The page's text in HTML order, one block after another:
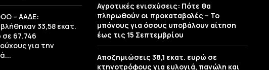
– ΑΑΔΕ:
33,58 εκατ.
67.746
για την
Αγροτικές ενισχύσεις: Πότε θα
πληρωθούν οι προκαταβολές – Το
μπόνους για όσους υποβάλουν αίτηση
έως τις 15 Σεπτεμβρίου
Αποζημιώσεις 38,1 εκατ. ευρώ σε
κτηνοτρόφους για ευλογιά, πανώλη και